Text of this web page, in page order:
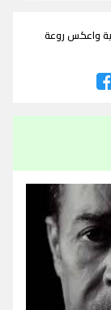
واعكس روعة